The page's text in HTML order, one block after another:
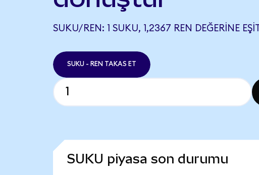
SUKU/REN: 1 SUKU, 1,2367 REN DEĞERINE
SUKU - REN TAKAS ET
SUKU piyasa son durumu